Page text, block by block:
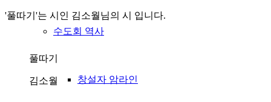
수도회 역사
창설자 암라인
'풀따기'는 시인 김소월님의 시 입니다.
풀따기
김소월